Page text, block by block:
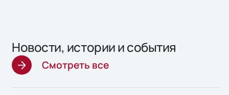
Новости, истории и события
Смотреть все